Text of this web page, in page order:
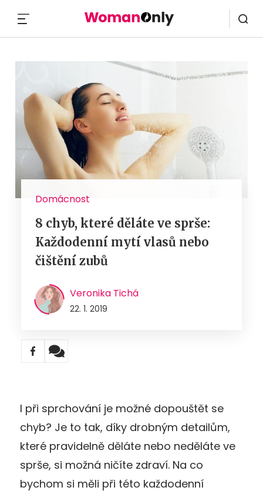
Domácnost
8 chyb, které děláte ve sprše:
Každodenní mytí vlasů nebo
čištění zubů
Veronika Tichá
22. 1. 2019
I při sprchování je možné dopouštět se
chyb? Je to tak, díky drobným detailům,
které pravidelně děláte nebo neděláte ve
sprše, si možná ničíte zdraví. Na co
bychom si měli při této každodenní